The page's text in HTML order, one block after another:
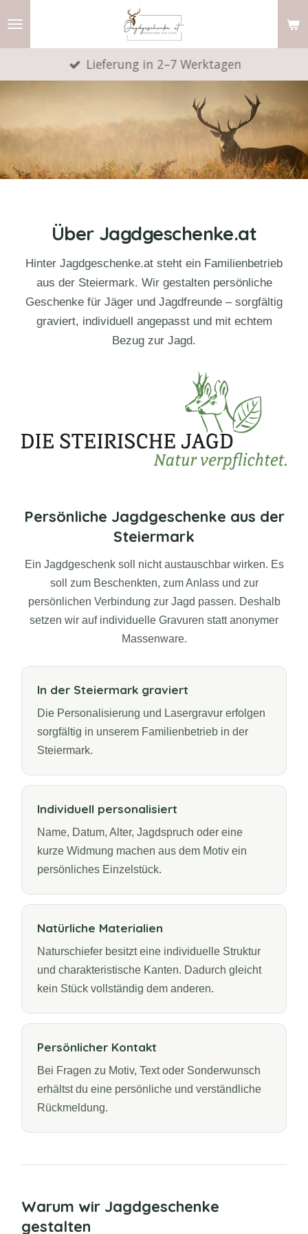
Zum
Lieferung in 2–7 Werktagen
Über Jagdgeschenke.at
Hinter Jagdgeschenke.at steht ein Familienbetrieb
aus der Steiermark. Wir gestalten persönliche
Geschenke für Jäger und Jagdfreunde – sorgfältig
graviert, individuell angepasst und mit echtem
Bezug zur Jagd.
Persönliche Jagdgeschenke aus der
Steiermark
Ein Jagdgeschenk soll nicht austauschbar wirken. Es
soll zum Beschenkten, zum Anlass und zur
persönlichen Verbindung zur Jagd passen. Deshalb
setzen wir auf individuelle Gravuren statt anonymer
Massenware.
In der Steiermark graviert
Die Personalisierung und Lasergravur erfolgen
sorgfältig in unserem Familienbetrieb in der
Steiermark.
Individuell personalisiert
Name, Datum, Alter, Jagdspruch oder eine
kurze Widmung machen aus dem Motiv ein
persönliches Einzelstück.
Natürliche Materialien
Naturschiefer besitzt eine individuelle Struktur
und charakteristische Kanten. Dadurch gleicht
kein Stück vollständig dem anderen.
Persönlicher Kontakt
Bei Fragen zu Motiv, Text oder Sonderwunsch
erhältst du eine persönliche und verständliche
Rückmeldung.
Warum wir Jagdgeschenke
gestalten